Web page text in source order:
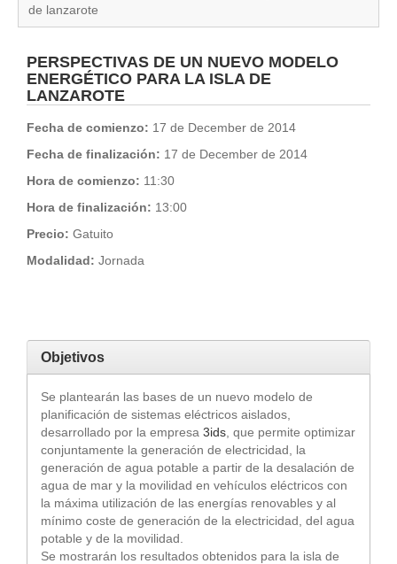
de lanzarote
PERSPECTIVAS DE UN NUEVO MODELO
ENERGÉTICO PARA LA ISLA DE
LANZAROTE
Fecha de comienzo: 17 de December de 2014
Fecha de finalización: 17 de December de 2014
Hora de comienzo: 11:30
Hora de finalización: 13:00
Precio: Gatuito
Modalidad: Jornada
Objetivos
Se plantearán las bases de un nuevo modelo de
planificación de sistemas eléctricos aislados,
desarrollado por la empresa 3ids , que permite optimizar
conjuntamente la generación de electricidad, la
generación de agua potable a partir de la desalación de
agua de mar y la movilidad en vehículos eléctricos con
la máxima utilización de las energías renovables y al
mínimo coste de generación de la electricidad, del agua
potable y de la movilidad.
Se mostrarán los resultados obtenidos para la isla de